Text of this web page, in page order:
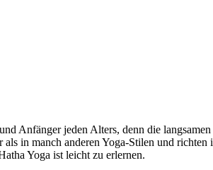
Anfänger jeden Alters, denn die
in manch anderen Yoga-Stilen und
Yoga ist leicht zu erlernen.